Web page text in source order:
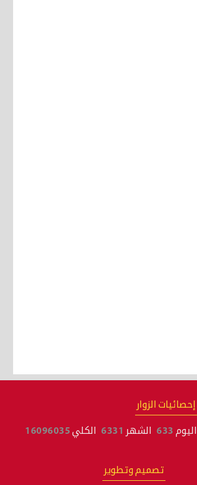
إحصائيات الزوار
اليوم 633 الشهر 6331 الكلي 16096035
تصميم وتطوير